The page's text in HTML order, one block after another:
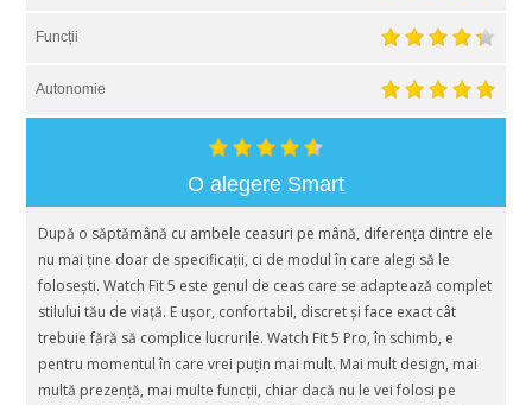
Funcții
Autonomie
O alegere Smart
După o săptămână cu ambele ceasuri pe mână, diferența dintre ele
nu mai ține doar de specificații, ci de modul în care alegi să le
folosești. Watch Fit 5 este genul de ceas care se adaptează complet
stilului tău de viață. E ușor, confortabil, discret și face exact cât
trebuie fără să complice lucrurile. Watch Fit 5 Pro, în schimb, e
pentru momentul în care vrei puțin mai mult. Mai mult design, mai
multă prezență, mai multe funcții, chiar dacă nu le vei folosi pe